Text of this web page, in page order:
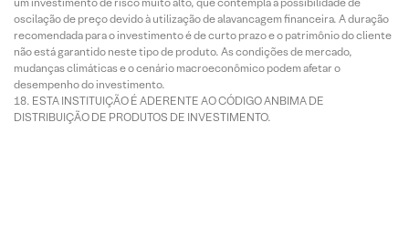
oscilação de preço devido à utilização de alavancagem financeira. A duração
recomendada para o investimento é de curto prazo e o patrimônio do cliente
não está garantido neste tipo de produto. As condições de mercado,
mudanças climáticas e o cenário macroeconômico podem afetar o
desempenho do investimento.
ESTA INSTITUIÇÃO É ADERENTE AO CÓDIGO ANBIMA DE
DISTRIBUIÇÃO DE PRODUTOS DE INVESTIMENTO.